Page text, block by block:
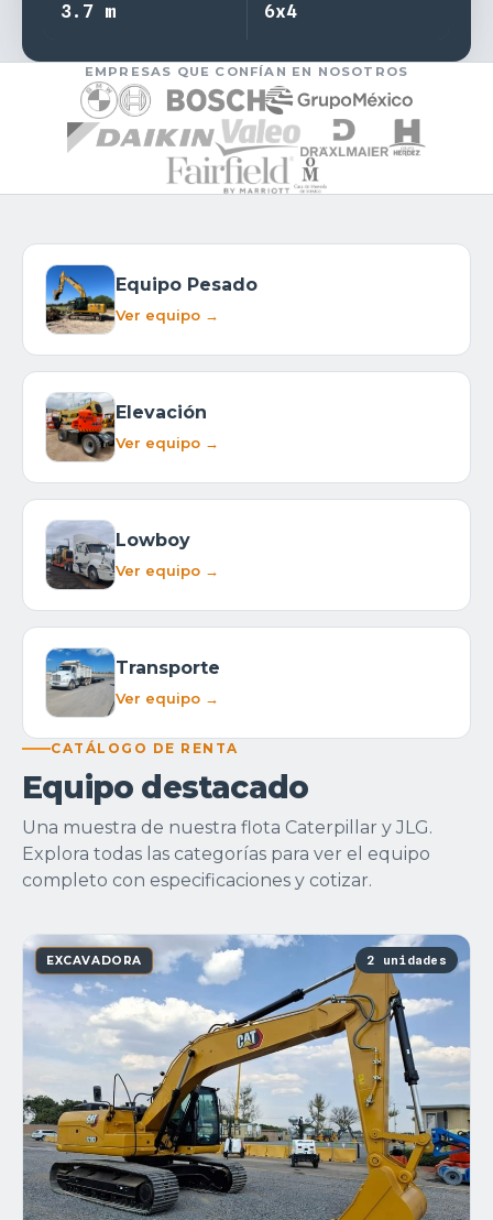
3.7 m 6x4
EMPRESAS QUE CONFÍAN EN NOSOTROS
Equipo Pesado
Ver equipo →
Elevación
Ver equipo →
Lowboy
Ver equipo →
Transporte
Ver equipo →
CATÁLOGO DE RENTA
Equipo destacado
Una muestra de nuestra flota Caterpillar y JLG.
Explora todas las categorías para ver el equipo
completo con especificaciones y cotizar.
EXCAVADORA 2 unidades